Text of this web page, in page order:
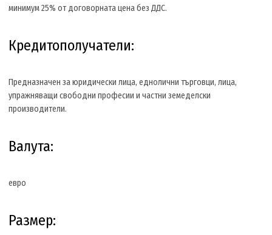
минимум 25% от договорната цена без ДДС.
Кредитополучатели:
Предназначен за юридически лица, еднолични търговци, лица,
упражняващи свободни професии и частни земеделски
производители.
Валута:
евро
Размер: